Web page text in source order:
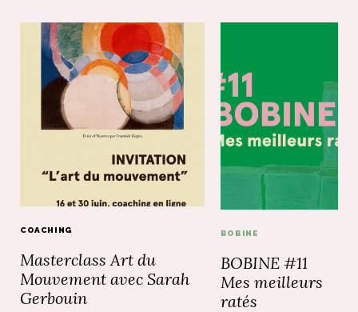
COACHING
Masterclass Art du
Mouvement avec Sarah
Gerbouin
BOBINE
BOBINE #11
Mes meilleurs
ratés